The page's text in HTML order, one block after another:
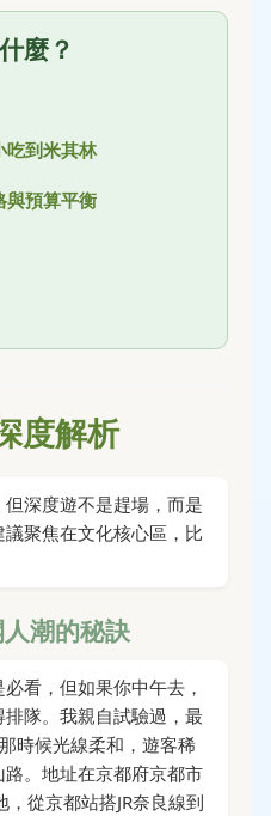
麼？
吃到米其林
與預算平衡
度解析
深度遊不是趕場，而是
聚焦在文化核心區，比
潮的秘訣
看，但如果你中午去，
隊。我親自試驗過，最
時候光線柔和，遊客稀
。地址在京都府京都市
從京都站搭JR奈良線到